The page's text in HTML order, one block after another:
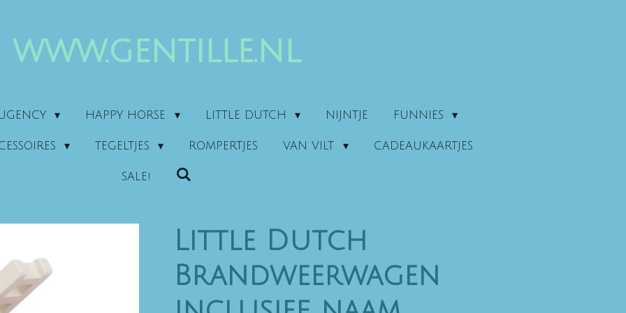
www.gentille.nl
HAPPY HORSE LITTLE DUTCH NIJNTJE FUNNIES
TEGELTJES ROMPERTJES VAN VILT CADEAUKAARTJES
SALE!
Little Dutch
Brandweerwagen